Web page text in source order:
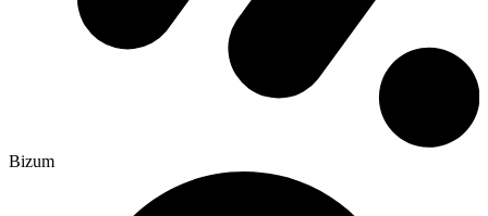
Bizum